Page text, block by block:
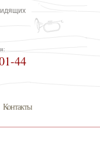
44
Контакты